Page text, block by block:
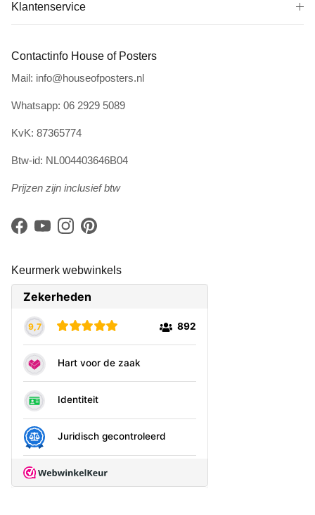
Klantenservice
Contactinfo House of Posters
Mail: info@houseofposters.nl
Whatsapp: 06 2929 5089
KvK: 87365774
Btw-id: NL004403646B04
Prijzen zijn inclusief btw
Facebook
YouTubeInstagramPinterest
Keurmerk webwinkels